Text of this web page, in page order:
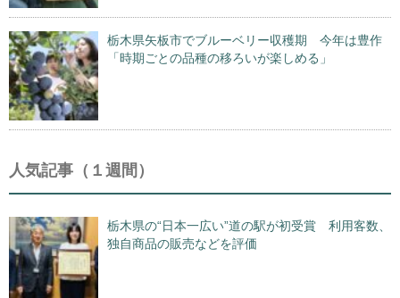
栃木県矢板市でブルーベリー収穫期 今年は豊作
「時期ごとの品種の移ろいが楽しめる」
人気記事（１週間）
栃木県の“日本一広い”道の駅が初受賞 利用客数、
独自商品の販売などを評価